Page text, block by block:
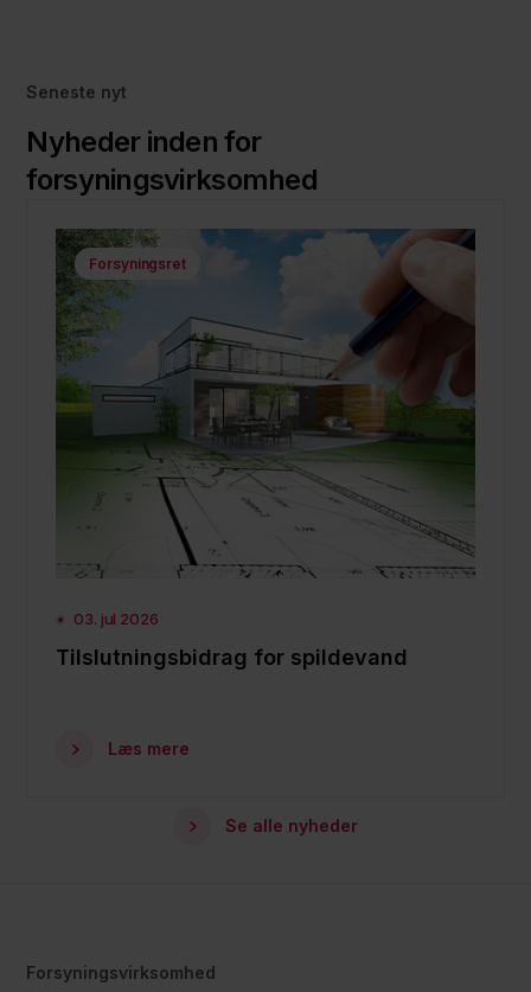
Seneste nyt
Nyheder inden for
forsyningsvirksomhed
Forsyningsret
03. jul 2026
Tilslutningsbidrag for spildevand
Læs mere
Se alle nyheder
Forsyningsvirksomhed